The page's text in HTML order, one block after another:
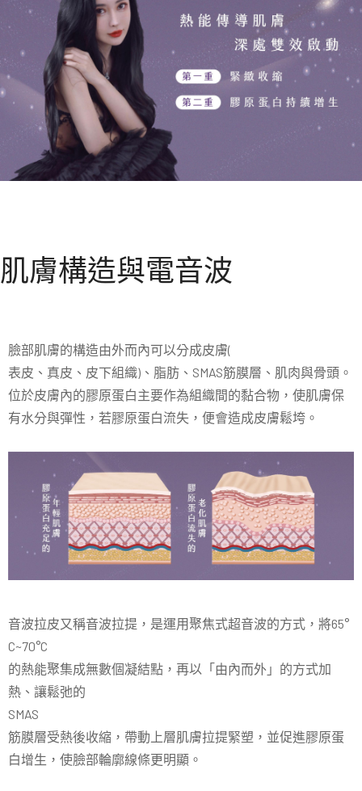
肌膚構造與電音波
臉部肌膚的構造由外而內可以分成皮膚(
表皮、真皮、皮下組織) 、脂肪、 SMAS筋膜層、肌肉與骨頭。
位於皮膚內的膠原蛋白主要作為組織間的黏合物，使肌膚保
有水分與彈性，若膠原蛋白流失，便會造成皮膚鬆垮。
音波拉皮又稱音波拉提，是運用聚焦式超音波的方式，將65°
C~70°C
的熱能聚集成無數個凝結點，再以「由內而外」的方式加
熱、讓鬆弛的
SMAS
筋膜層受熱後收縮，帶動上層肌膚拉提緊塑，並促進膠原蛋
白增生，使臉部輪廓線條更明顯。